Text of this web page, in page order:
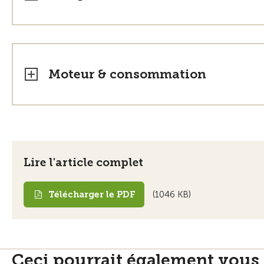
Moteur & consommation
Lire l'article complet
Télécharger le PDF (1046 KB)